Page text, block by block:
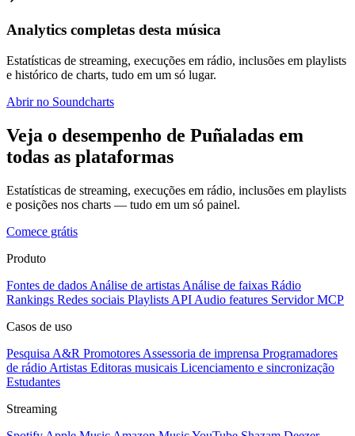
Analytics completas desta música
Estatísticas de streaming, execuções em rádio, inclusões em playlists
e histórico de charts, tudo em um só lugar.
Abrir no Soundcharts
Veja o desempenho de Puñaladas em
todas as plataformas
Estatísticas de streaming, execuções em rádio, inclusões em playlists
e posições nos charts — tudo em um só painel.
Comece grátis
Produto
Fontes de dados Análise de artistas Análise de faixas Rádio
Rankings Redes sociais Playlists API Audio features Servidor MCP
Casos de uso
Pesquisa A&R Promotores Assessoria de imprensa Programadores
de rádio Artistas Editoras musicais Licenciamento e sincronização
Estudantes
Streaming